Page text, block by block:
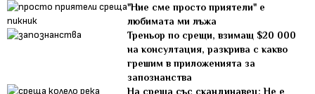
"Ние сме просто приятели" е
любимата ми лъжа
Треньор по срещи, взимащ $20 000
на консултация, разкрива с какво
грешим в приложенията за
запознанства
На среща със скандинавец: Не е